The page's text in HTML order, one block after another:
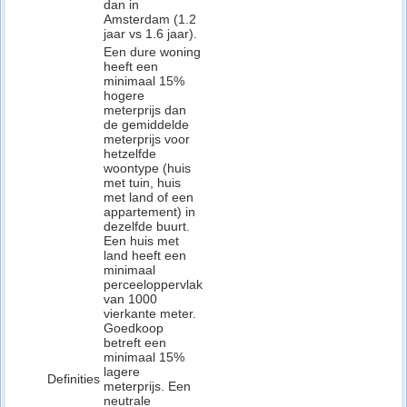
dan in
Amsterdam (1.2
jaar vs 1.6 jaar).
Definities
Een dure woning
heeft een
minimaal 15%
hogere
meterprijs dan
de gemiddelde
meterprijs voor
hetzelfde
woontype (huis
met tuin, huis
met land of een
appartement) in
dezelfde buurt.
Een huis met
land heeft een
minimaal
perceeloppervlak
van 1000
vierkante meter.
Goedkoop
betreft een
minimaal 15%
lagere
meterprijs. Een
neutrale